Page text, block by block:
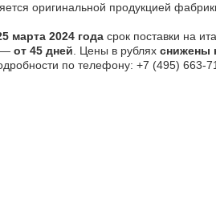
оригинальной продукцией
марта 2024 года срок поставки на
— от 45 дней . Цены в рублях снижены
по телефону: +7 (495) 663-